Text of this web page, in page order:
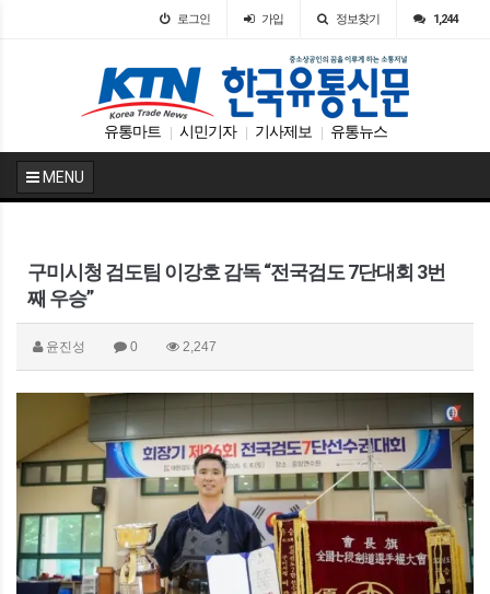
로그인 가입 정보찾기 1,244
유통마트 시민기자 기사제보 유통뉴스
MENU
구미시청 검도팀 이강호 감독 “전국검도 7단대회 3번
째 우승”
윤진성 0 2,247